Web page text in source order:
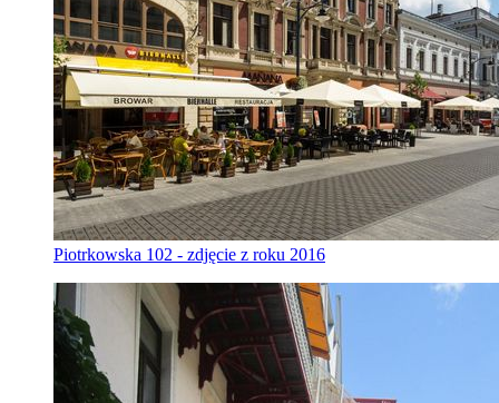
Piotrkowska 102 - zdjęcie z roku 2016